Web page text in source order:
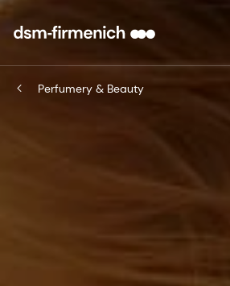
Perfumery & Beauty